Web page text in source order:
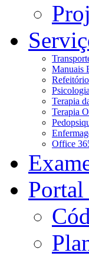
Manuais
Refeitório
Psicologia
Terapia
Terapia
Office
Portal